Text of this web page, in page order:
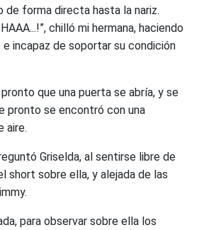
de forma directa hasta la nariz.
HAAA...!”, chilló mi hermana, haciendo
e incapaz de soportar su condición
que una puerta se abría, y se
pronto se encontró con una
aire.
Griselda, al sentirse libre de
short sobre ella, y alejada de las
para observar sobre ella los